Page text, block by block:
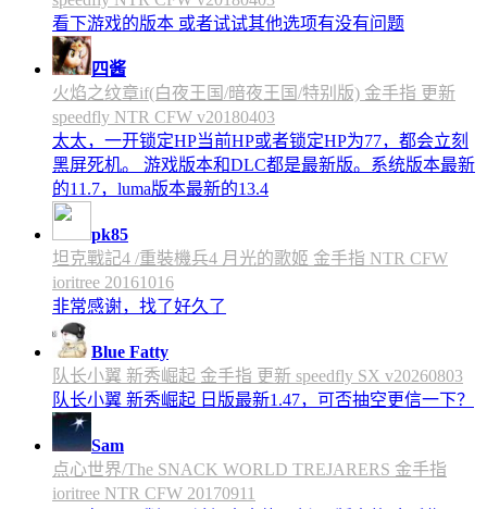
看下游戏的版本 或者试试其他选项有没有问题
四酱
火焰之纹章if(白夜王国/暗夜王国/特别版) 金手指 更新
speedfly NTR CFW v20180403
太太，一开锁定HP当前HP或者锁定HP为77，都会立刻
黑屏死机。 游戏版本和DLC都是最新版。系统版本最新
的11.7，luma版本最新的13.4
pk85
坦克戰記4 /重裝機兵4 月光的歌姬 金手指 NTR CFW
ioritree 20161016
非常感谢，找了好久了
Blue Fatty
队长小翼 新秀崛起 金手指 更新 speedfly SX v20260803
队长小翼 新秀崛起 日版最新1.47，可否抽空更信一下？
Sam
点心世界/The SNACK WORLD TREJARERS 金手指
ioritree NTR CFW 20170911